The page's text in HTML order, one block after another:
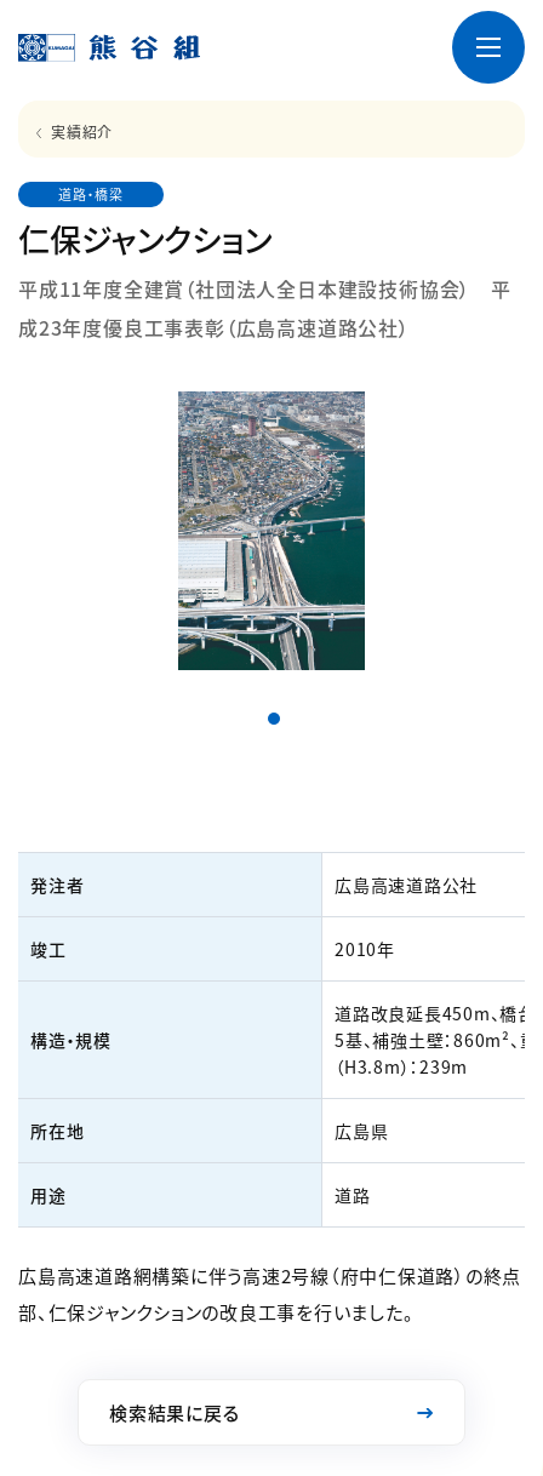
実績紹介
道路・橋梁
仁保ジャンクション
平成11年度全建賞（社団法人全日本建設技術協会） 平
成23年度優良工事表彰（広島高速道路公社）
発注者 広島高速道路公社
竣工 2010年
構造・規模
道路改良延長450m、橋台
5基、補強土壁：860m²、
（H3.8m）：239m
所在地 広島県
用途 道路
広島高速道路網構築に伴う高速2号線（府中仁保道路）の終点
部、仁保ジャンクションの改良工事を行いました。
検索結果に戻る